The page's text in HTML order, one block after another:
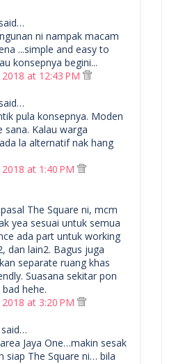
said…
ni nampak macam
...simple and easy to
konsepnya begini...
at 12:43 PM
said…
pula konsepnya. Moden
sana. Kalau warga
la alternatif nak hang
at 1:40 PM
The Square ni, mcm
yea sesuai untuk semua
ada part untuk working
dan lain2. Bagus juga
separate ruang khas
Suasana sekitar pon
hehe.
at 3:20 PM
said…
Jaya One…makin sesak
siap The Square ni… bila